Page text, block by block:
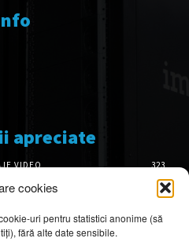
cookies
uri pentru statistici anonime (să
fără alte date sensibile.
apreciate
VIDEO
323
126
64
& DESIGN